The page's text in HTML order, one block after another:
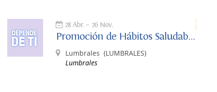
28 Abr. 26 Nov.
Promoción de Hábitos Saludables: Depende de Ti
Lumbrales (LUMBRALES)
Lumbrales